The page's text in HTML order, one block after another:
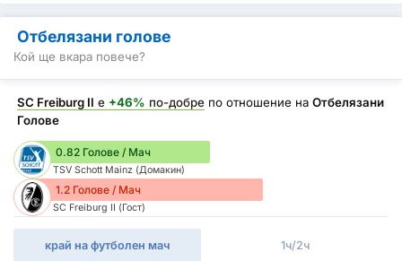
Отбелязани голове
Кой ще вкара повече?
SC Freiburg II е +46% по-добре по отношение на Отбелязани
Голове
0.82 Голове / Мач
TSV Schott Mainz (Домакин)
1.2 Голове / Мач
SC Freiburg II (Гост)
край на футболен мач 1ч/2ч